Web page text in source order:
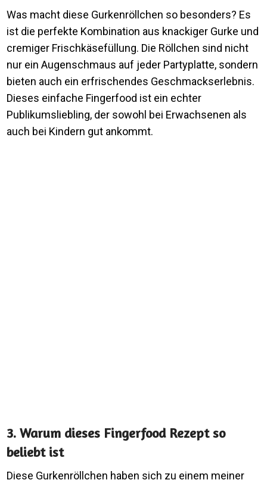
Was macht diese Gurkenröllchen so besonders? Es
ist die perfekte Kombination aus knackiger Gurke und
cremiger Frischkäsefüllung. Die Röllchen sind nicht
nur ein Augenschmaus auf jeder Partyplatte, sondern
bieten auch ein erfrischendes Geschmackserlebnis.
Dieses einfache Fingerfood ist ein echter
Publikumsliebling, der sowohl bei Erwachsenen als
auch bei Kindern gut ankommt.
3. Warum dieses Fingerfood Rezept so
beliebt ist
Diese Gurkenröllchen haben sich zu einem meiner